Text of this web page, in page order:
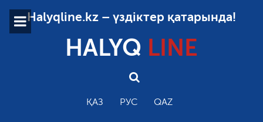
Halyqline.kz – үздіктер қатарында!
HALYQ LINE
ҚАЗ РУС QAZ